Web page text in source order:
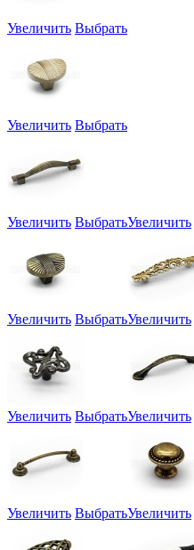
Увеличить Выбрать
Увеличить Выбрать
Увеличить ВыбратьУвеличить
Увеличить ВыбратьУвеличить
Увеличить ВыбратьУвеличить
Увеличить ВыбратьУвеличить